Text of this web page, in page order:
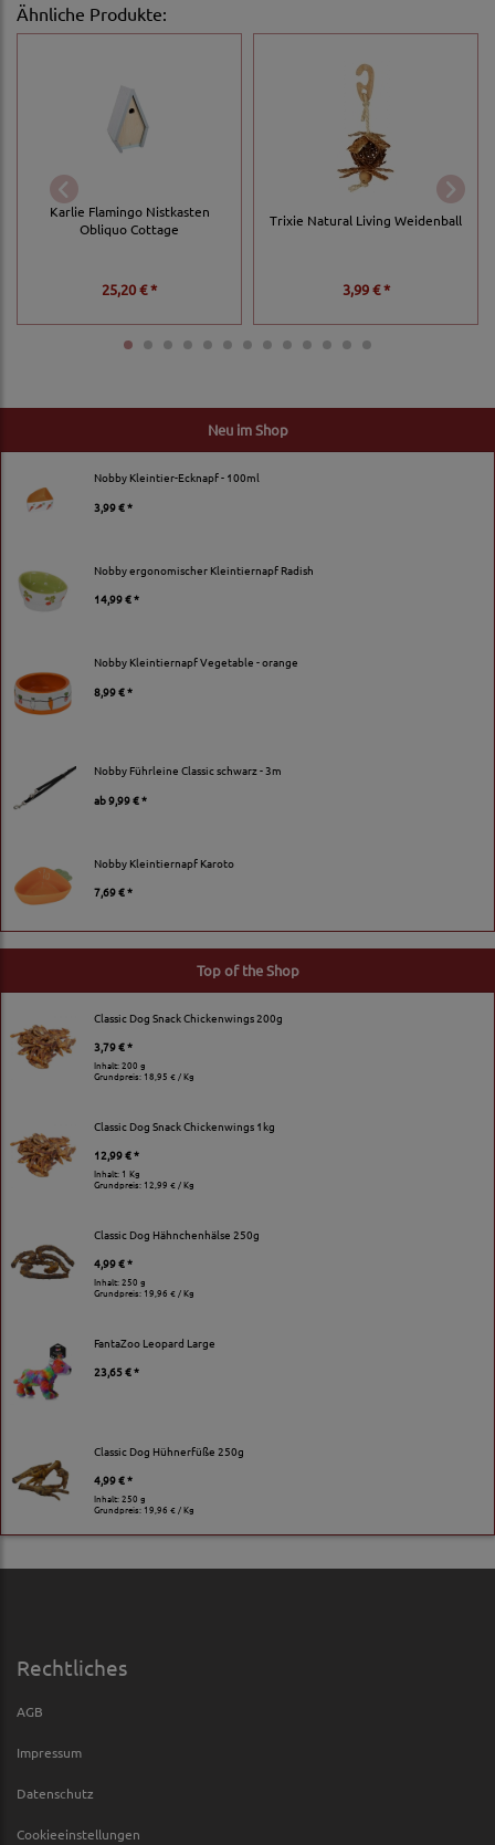
Neu im Shop
Nobby Kleintier-Ecknapf - 100ml
3,99 € *
Nobby ergonomischer Kleintiernapf Radish
14,99 € *
Nobby Kleintiernapf Vegetable - orange
8,99 € *
Nobby Führleine Classic schwarz - 3m
ab9,99 € *
Nobby Kleintiernapf Karoto
7,69 € *
Ähnliche Produkte:
Karlie Flamingo Nistkasten
Obliquo Cottage
25,20 € *
Trixie Natural Living Weidenball
3,99 € *
Top of the Shop
Classic Dog Snack Chickenwings 200g
3,79 € *
Inhalt: 200 g
Grundpreis: 18,95 € / Kg
Classic Dog Snack Chickenwings 1kg
12,99 € *
Inhalt: 1 Kg
Grundpreis: 12,99 € / Kg
Classic Dog Hähnchenhälse 250g
4,99 € *
Inhalt: 250 g
Grundpreis: 19,96 € / Kg
FantaZoo Leopard Large
23,65 € *
Classic Dog Hühnerfüße 250g
4,99 € *
Inhalt: 250 g
Grundpreis: 19,96 € / Kg
Rechtliches
AGB
Impressum
Datenschutz
Cookieeinstellungen